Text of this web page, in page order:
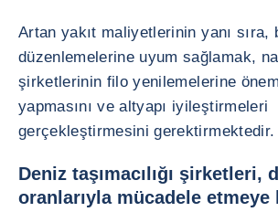
Artan yakıt maliyetlerinin yanı sıra,
düzenlemelerine uyum sağlamak,
şirketlerinin filo yenilemelerine
yapmasını ve altyapı iyileştirmeleri
gerçekleştirmesini gerektirmektedir.
Deniz taşımacılığı şirketleri,
oranlarıyla mücadele etmeye